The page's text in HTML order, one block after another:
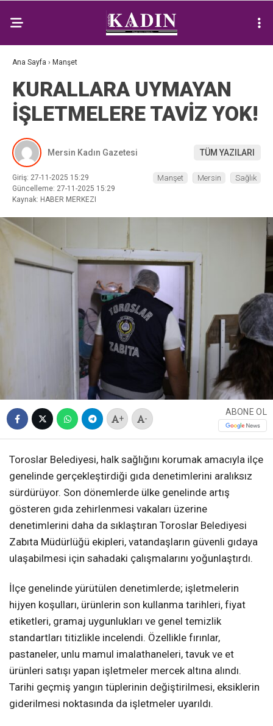
Ana Sayfa › Manşet
KURALLARA UYMAYAN
İŞLETMELERE TAVİZ YOK!
Mersin Kadın Gazetesi TÜM YAZILARI
Giriş: 27-11-2025 15:29
Güncelleme: 27-11-2025 15:29
Kaynak: HABER MERKEZI
Manşet Mersin Sağlık
+ -
ABONE OL
Toroslar Belediyesi, halk sağlığını korumak amacıyla ilçe
genelinde gerçekleştirdiği gıda denetimlerini aralıksız
sürdürüyor. Son dönemlerde ülke genelinde artış
gösteren gıda zehirlenmesi vakaları üzerine
denetimlerini daha da sıklaştıran Toroslar Belediyesi
Zabıta Müdürlüğü ekipleri, vatandaşların güvenli gıdaya
ulaşabilmesi için sahadaki çalışmalarını yoğunlaştırdı.
İlçe genelinde yürütülen denetimlerde; işletmelerin
hijyen koşulları, ürünlerin son kullanma tarihleri, fiyat
etiketleri, gramaj uygunlukları ve genel temizlik
standartları titizlikle incelendi. Özellikle fırınlar,
pastaneler, unlu mamul imalathaneleri, tavuk ve et
ürünleri satışı yapan işletmeler mercek altına alındı.
Tarihi geçmiş yangın tüplerinin değiştirilmesi, eksiklerin
giderilmesi noktasında da işletmeler uyarıldı.